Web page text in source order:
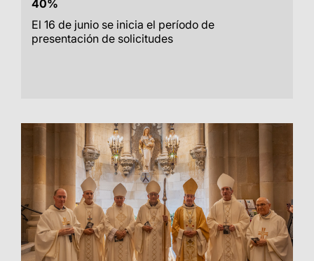
40%
El 16 de junio se inicia el período de
presentación de solicitudes